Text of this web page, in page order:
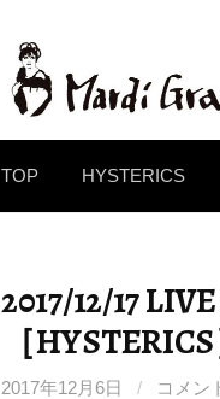
TOP HYSTERICS
2017/12/17
［HYSTERICS
2017年12月6日 / コメン